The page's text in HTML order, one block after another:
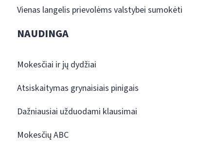
Vienas langelis prievolėms valstybei sumokėti
NAUDINGA
Mokesčiai ir jų dydžiai
Atsiskaitymas grynaisiais pinigais
Dažniausiai užduodami klausimai
Mokesčių ABC